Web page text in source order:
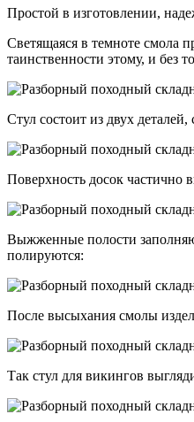
Простой в изготовлении,
Светящаяся в темноте смола
таинственности этому, и без
Стул состоит из двух
Поверхность досок частично
Выжженные полости
полируются:
После высыхания смолы
Так стул для викингов